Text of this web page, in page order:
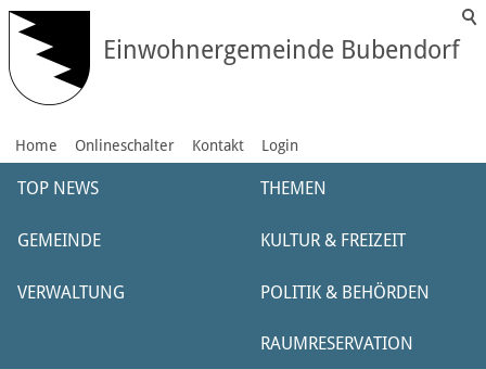
Einwohnergemeinde Bubendorf
Home Onlineschalter Kontakt Login
TOP NEWS THEMEN
GEMEINDE KULTUR & FREIZEIT
VERWALTUNG POLITIK & BEHÖRDEN
RAUMRESERVATION